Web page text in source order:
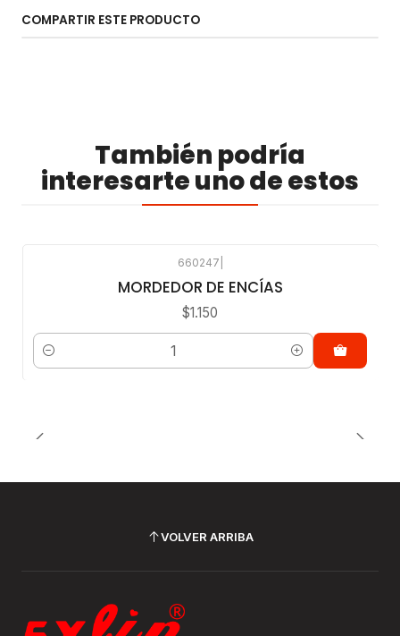
COMPARTIR ESTE PRODUCTO
También podría
interesarte uno de estos
660247
MORDEDOR DE ENCÍAS
$1.150
Cantidad
VOLVER ARRIBA